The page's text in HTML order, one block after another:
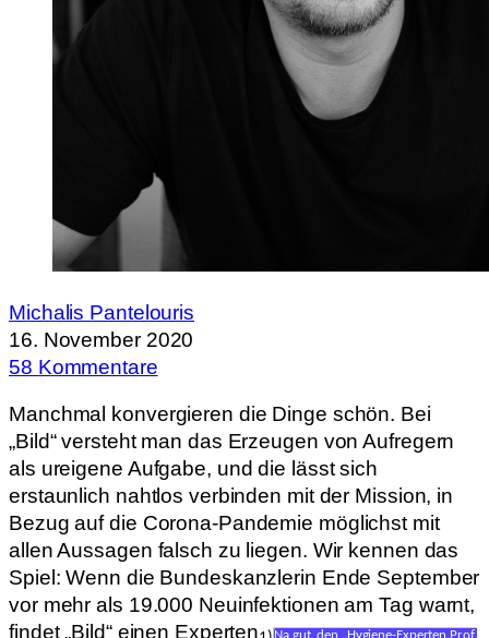
Michalis Pantelouris
16. November 2020
58 Kommentare
Manchmal konvergieren die Dinge schön. Bei
„Bild“ versteht man das Erzeugen von Aufregern
als ureigene Aufgabe, und die lässt sich
erstaunlich nahtlos verbinden mit der Mission, in
Bezug auf die Corona-Pandemie möglichst mit
allen Aussagen falsch zu liegen. Wir kennen das
Spiel: Wenn die Bundeskanzlerin Ende September
vor mehr als 19.000 Neuinfektionen am Tag warnt,
findet „Bild“ einen Experten